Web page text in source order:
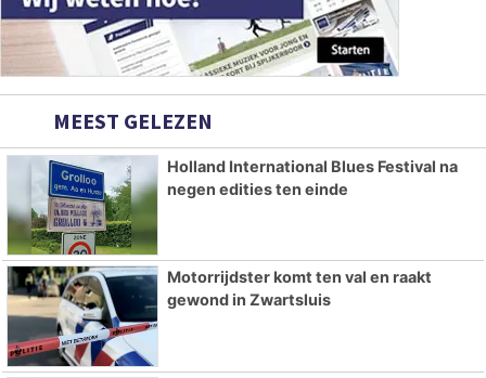
MEEST GELEZEN
Holland International Blues Festival na
negen edities ten einde
Motorrijdster komt ten val en raakt
gewond in Zwartsluis